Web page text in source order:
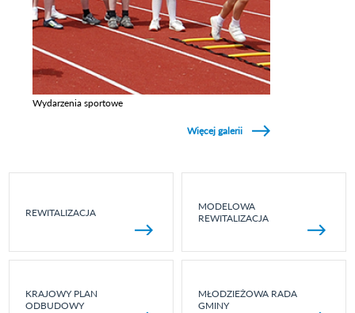
Wydarzenia sportowe
Więcej galerii
REWITALIZACJA
MODELOWA
REWITALIZACJA
KRAJOWY PLAN
ODBUDOWY
MŁODZIEŻOWA RADA
GMINY